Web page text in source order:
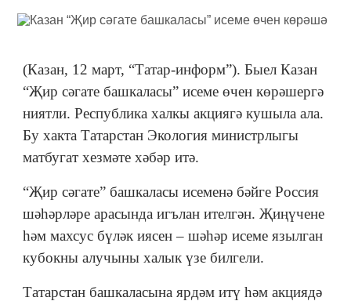
(Казан, 12 март, “Татар-информ”). Быел Казан
“Җир сәгате башкаласы” исеме өчен көрәшергә
ниятли. Республика халкы акциягә кушыла ала.
Бу хакта Татарстан Экология министрлыгы
матбугат хезмәте хәбәр итә.
“Җир сәгате” башкаласы исеменә бәйге Россия
шәһәрләре арасында игълан ителгән. Җиңүчене
һәм махсус бүләк иясен – шәһәр исеме язылган
кубокны алучыны халык үзе билгели.
Татарстан башкаласына ярдәм итү һәм акциядә